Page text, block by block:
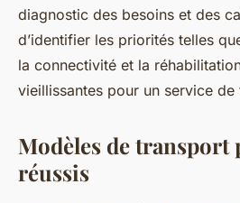
diagnostic des besoins et des
d’identifier les priorités telles
la connectivité et la
vieillissantes pour un service
Modèles de
réussis